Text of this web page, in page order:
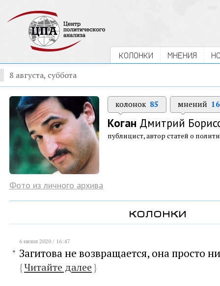
КОЛОНКИ МНЕНИЯ
8 августа, суббота
колонок 85 мнений 16
Коган Дмитрий
публицист, автор статей о
Фото из личного архива
колонки
6 июня 2020 / 16:47
Загитова не возвращается, она просто
{Читайте далее}